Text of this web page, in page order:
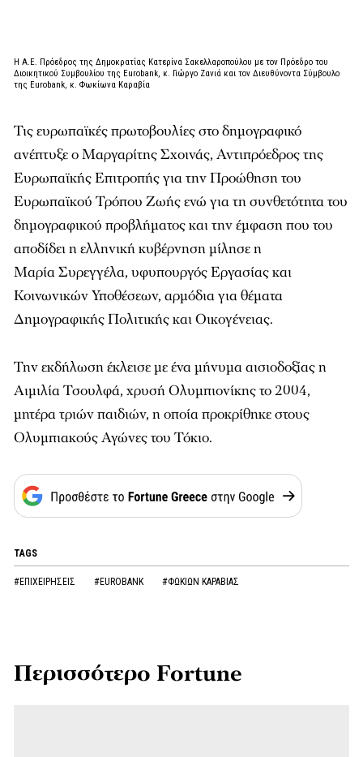
H Α.Ε. Πρόεδρος της Δημοκρατίας Κατερίνα Σακελλαροπούλου με τον Πρόεδρο του
Διοικητικού Συμβουλίου της Eurobank, κ. Γιώργο Ζανιά και τον Διευθύνοντα Σύμβουλο
της Eurobank, κ. Φωκίωνα Καραβία
Τις ευρωπαϊκές πρωτοβουλίες στο δημογραφικό
ανέπτυξε ο ΜαργαρίτηςΣχοινάς, Αντιπρόεδρος της
Ευρωπαϊκής Επιτροπής για την Προώθηση του
Ευρωπαϊκού Τρόπου Ζωής ενώ για τησυνθετότητατου
δημογραφικού προβλήματος και την έμφαση που του
αποδίδει η ελληνική κυβέρνηση μίλησε η
ΜαρίαΣυρεγγέλα, υφυπουργός Εργασίας και
Κοινωνικών Υποθέσεων, αρμόδια για θέματα
Δημογραφικής Πολιτικής και Οικογένειας.
Την εκδήλωση έκλεισε με ένα μήνυμα αισιοδοξίας η
ΑιμιλίαΤσουλφά, χρυσή Ολυμπιονίκης το 2004,
μητέρα τριών παιδιών, η οποία προκρίθηκε στους
Ολυμπιακούς Αγώνες του Τόκιο.
TAGS
#ΕΠΙΧΕΙΡΗΣΕΙΣ #EUROBANK #ΦΩΚΙΩΝ ΚΑΡΑΒΙΑΣ
Περισσότερο Fortune